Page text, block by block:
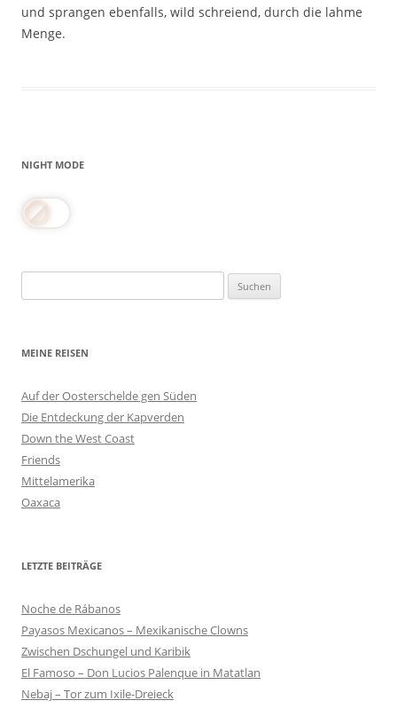
und sprangen ebenfalls, wild schreiend, durch die lahme
Menge.
NIGHT MODE
nach:
MEINE REISEN
Auf der Oosterschelde gen Süden
Die Entdeckung der Kapverden
Down the West Coast
Friends
Mittelamerika
Oaxaca
LETZTE BEITRÄGE
Noche de Rábanos
Payasos Mexicanos – Mexikanische Clowns
Zwischen Dschungel und Karibik
El Famoso – Don Lucios Palenque in Matatlan
Nebaj – Tor zum Ixile-Dreieck